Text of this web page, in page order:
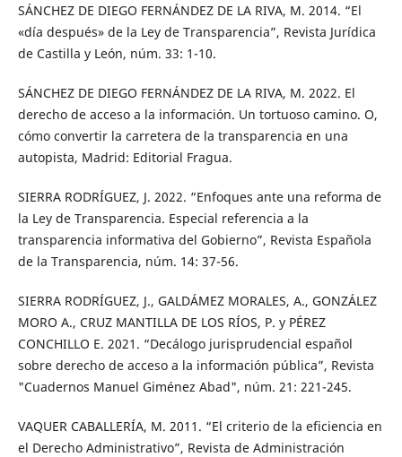
SÁNCHEZ DE DIEGO FERNÁNDEZ DE LA RIVA, M. 2014. “El
«día después» de la Ley de Transparencia”, Revista Jurídica
de Castilla y León, núm. 33: 1-10.
SÁNCHEZ DE DIEGO FERNÁNDEZ DE LA RIVA, M. 2022. El
derecho de acceso a la información. Un tortuoso camino. O,
cómo convertir la carretera de la transparencia en una
autopista, Madrid: Editorial Fragua.
SIERRA RODRÍGUEZ, J. 2022. “Enfoques ante una reforma de
la Ley de Transparencia. Especial referencia a la
transparencia informativa del Gobierno”, Revista Española
de la Transparencia, núm. 14: 37-56.
SIERRA RODRÍGUEZ, J., GALDÁMEZ MORALES, A., GONZÁLEZ
MORO A., CRUZ MANTILLA DE LOS RÍOS, P. y PÉREZ
CONCHILLO E. 2021. “Decálogo jurisprudencial español
sobre derecho de acceso a la información pública”, Revista
"Cuadernos Manuel Giménez Abad", núm. 21: 221-245.
VAQUER CABALLERÍA, M. 2011. “El criterio de la eficiencia en
el Derecho Administrativo”, Revista de Administración